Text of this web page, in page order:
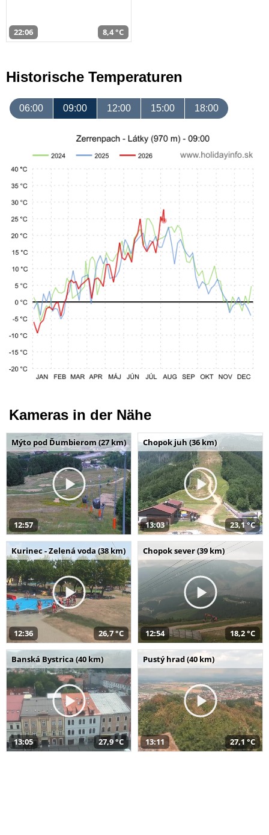
22:06 8,4 °C
Historische Temperaturen
06:00 09:00 12:00 15:00 18:00
Kameras in der Nähe
Mýto pod Ďumbierom (27 km)
12:57
Chopok juh (36 km)
13:03 23,1 °C
Kurinec - Zelená voda (38 km)
12:36 26,7 °C
Chopok sever (39 km)
12:54 18,2 °C
Banská Bystrica (40 km)
13:05 27,9 °C
Pustý hrad (40 km)
13:11 27,1 °C